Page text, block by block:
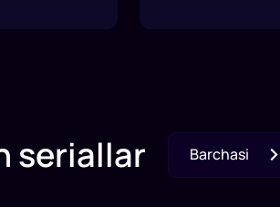
seriallar Barchasi